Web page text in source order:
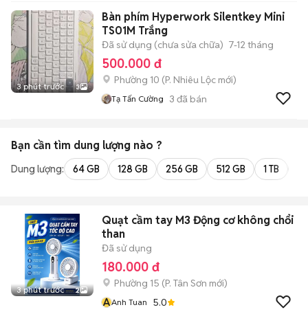
3 phút trước 3
Bàn phím Hyperwork Silentkey Mini
TS01M Trắng
Đã sử dụng (chưa sửa chữa) 7-12 tháng
500.000 đ
Phường 10 (P. Nhiêu Lộc mới)
Tạ Tấn Cường 3 đã bán
Bạn cần tìm dung lượng nào ?
Dung lượng: 64 GB 128 GB 256 GB 512 GB 1 TB
3 phút trước 2
Quạt cầm tay M3 Động cơ không chổi
than
Đã sử dụng
180.000 đ
Phường 15 (P. Tân Sơn mới)
AAnh Tuan 5.0